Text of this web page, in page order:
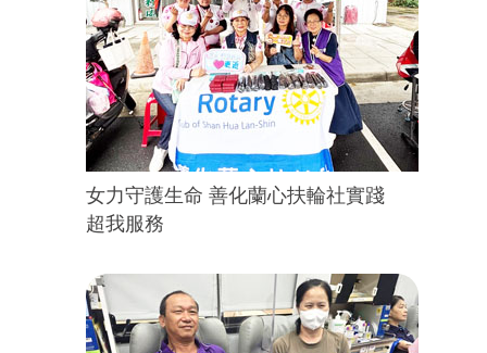
女力守護生命 善化蘭心扶輪社實踐
超我服務